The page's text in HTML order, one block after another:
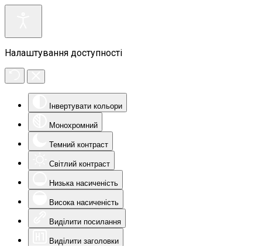
Налаштування доступності
Інвертувати кольори
Монохромний
Темний контраст
Світлий контраст
Низька насиченість
Висока насиченість
Виділити посилання
Виділити заголовки